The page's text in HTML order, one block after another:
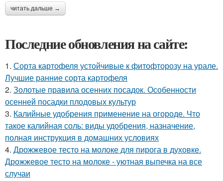
читать дальше →
Последние обновления на сайте:
1. Сорта картофеля устойчивые к фитофторозу на урале.
Лучшие ранние сорта картофеля
2. Золотые правила осенних посадок. Особенности
осенней посадки плодовых культур
3. Калийные удобрения применение на огороде. Что
такое калийная соль: виды удобрения, назначение,
полная инструкция в домашних условиях
4. Дрожжевое тесто на молоке для пирога в духовке.
Дрожжевое тесто на молоке - уютная выпечка на все
случаи